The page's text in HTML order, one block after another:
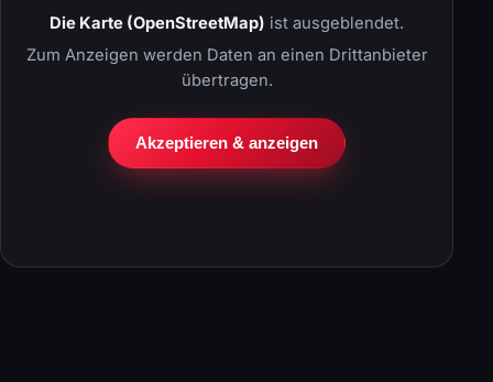
Die Karte (OpenStreetMap) ist ausgeblendet.
Zum Anzeigen werden Daten an einen Drittanbieter
übertragen.
Akzeptieren & anzeigen